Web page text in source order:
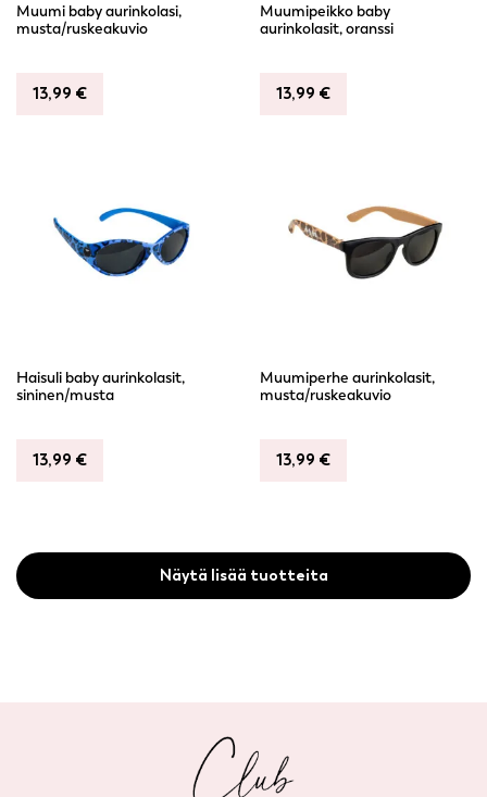
Muumi baby aurinkolasi,
musta/ruskeakuvio
13,99 €
Muumipeikko baby
aurinkolasit, oranssi
13,99 €
Haisuli baby aurinkolasit,
sininen/musta
13,99 €
Muumiperhe aurinkolasit,
musta/ruskeakuvio
13,99 €
Näytä lisää tuotteita